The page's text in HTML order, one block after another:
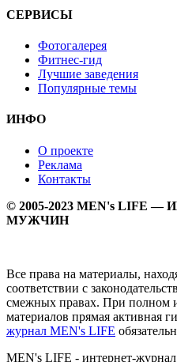
СЕРВИСЫ
Фотогалерея
Фитнес-гид
Лучшие заведения
Популярные темы
ИНФО
О проекте
Реклама
Контакты
© 2005-2023 MEN's LIFE
МУЖЧИН
Все права на материалы,
соответствии с
смежных правах. При полном
материалов прямая активная
журнал MEN's LIFE
MEN's LIFE - интернет-